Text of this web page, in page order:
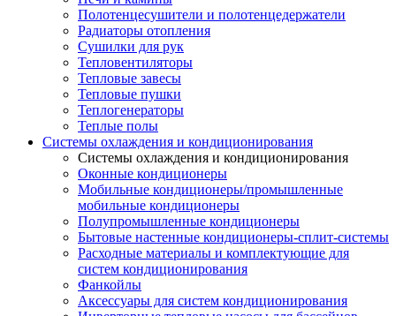
Полотенцесушители и полотенцедержатели
Радиаторы отопления
Сушилки для рук
Тепловентиляторы
Тепловые завесы
Тепловые пушки
Теплогенераторы
Теплые полы
Системы охлаждения и кондиционирования
Системы охлаждения и кондиционирования
Оконные кондиционеры
Мобильные кондиционеры/промышленные
мобильные кондиционеры
Полупромышленные кондиционеры
Бытовые настенные кондиционеры-сплит-системы
Расходные материалы и комплектующие для
систем кондиционирования
Фанкойлы
Аксессуары для систем кондиционирования